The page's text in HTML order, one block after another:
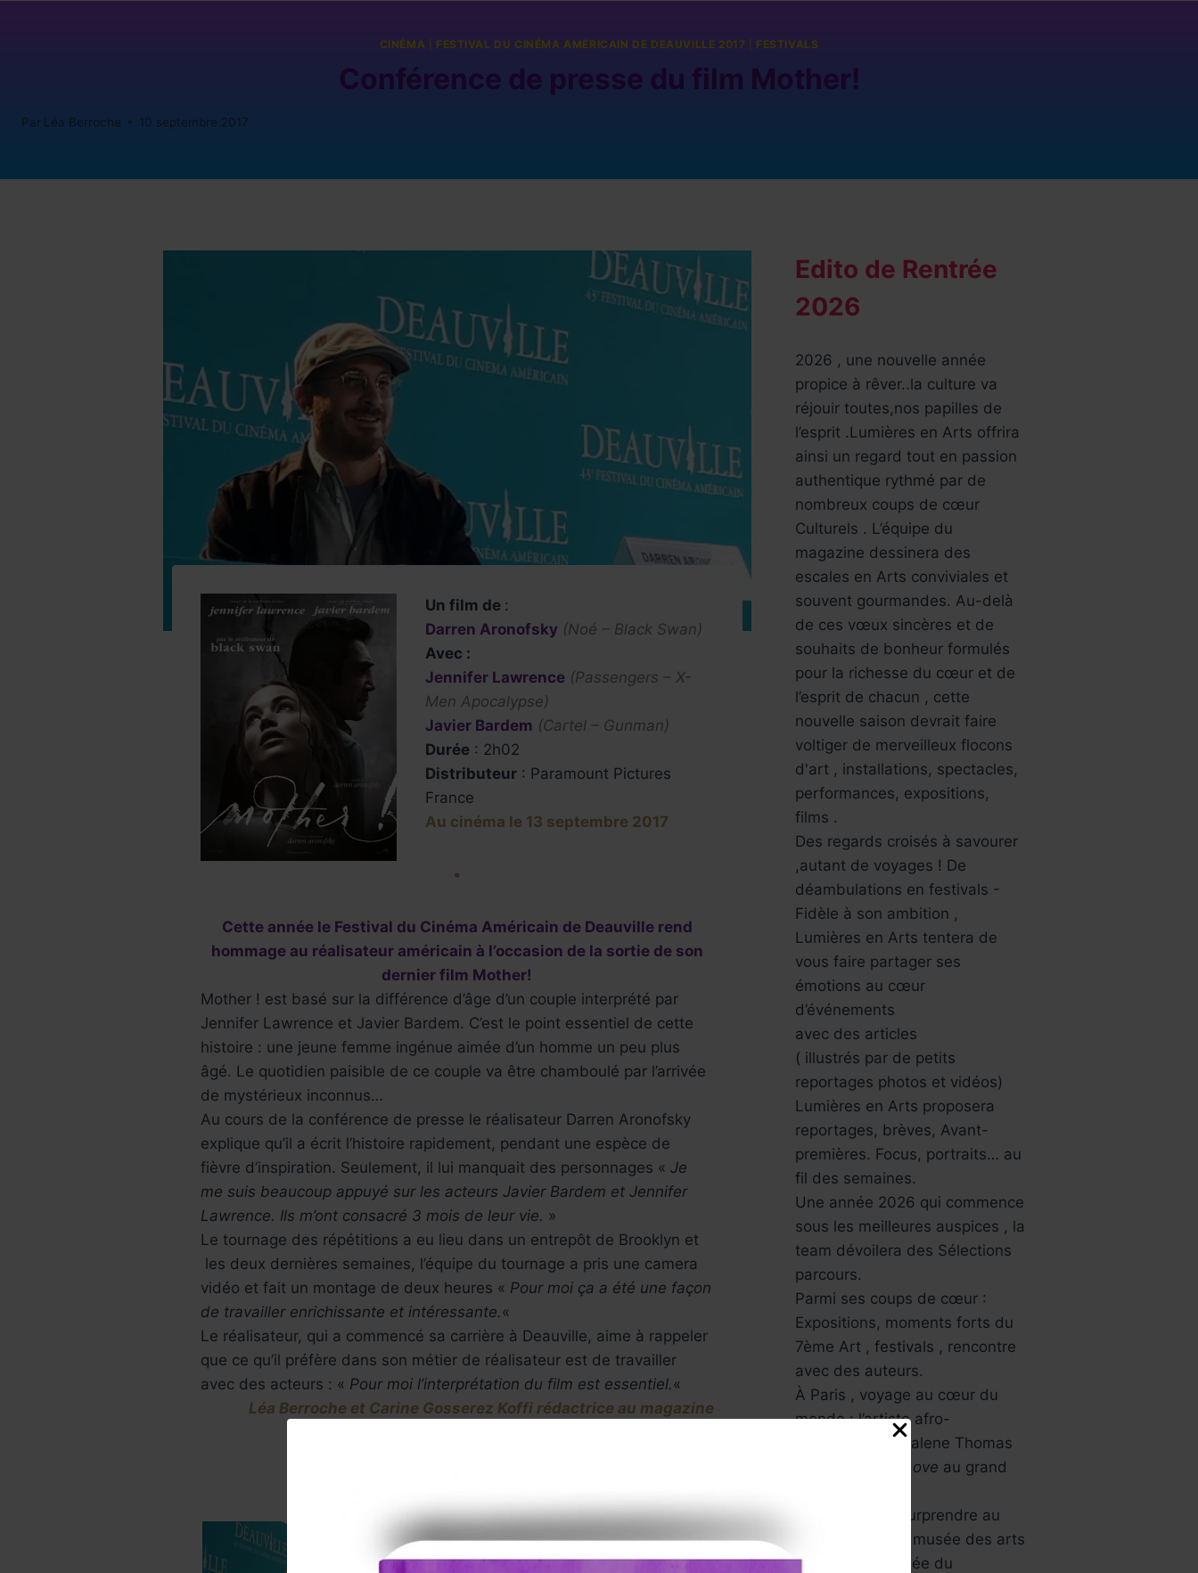
CINÉMA FESTIVAL DU CINÉMA AMÉRICAIN DE DEAUVILLE 2017 FESTIVALS
Conférence de presse du film Mother!
Par Léa Berroche 10 septembre 2017
Un film de :
Darren Aronofsky (Noé – Black Swan)
Avec :
Jennifer Lawrence (Passengers – X-
Men Apocalypse)
Javier Bardem (Cartel – Gunman)
Durée : 2h02
Distributeur : Paramount Pictures
France
Au cinéma le 13 septembre 2017
•
Cette année le Festival du Cinéma Américain de Deauville rend
hommage au réalisateur américain à l’occasion de la sortie de son
dernier film Mother!
Mother ! est basé sur la différence d’âge d’un couple interprété par
Jennifer Lawrence et Javier Bardem. C’est le point essentiel de cette
histoire : une jeune femme ingénue aimée d’un homme un peu plus
âgé. Le quotidien paisible de ce couple va être chamboulé par l’arrivée
de mystérieux inconnus…
Au cours de la conférence de presse le réalisateur Darren Aronofsky
explique qu’il a écrit l’histoire rapidement, pendant une espèce de
fièvre d’inspiration. Seulement, il lui manquait des personnages « Je
me suis beaucoup appuyé sur les acteurs Javier Bardem et Jennifer
Lawrence. Ils m’ont consacré 3 mois de leur vie. »
Le tournage des répétitions a eu lieu dans un entrepôt de Brooklyn et
les deux dernières semaines, l’équipe du tournage a pris une camera
vidéo et fait un montage de deux heures « Pour moi ça a été une façon
de travailler enrichissante et intéressante.«
Le réalisateur, qui a commencé sa carrière à Deauville, aime à rappeler
que ce qu’il préfère dans son métier de réalisateur est de travailler
avec des acteurs : « Pour moi l’interprétation du film est essentiel.«
Léa Berroche et Carine Gosserez Koffi rédactrice au magazine
Edito de Rentrée
2026
2026 , une nouvelle année
propice à rêver..la culture va
réjouir toutes,nos papilles de
l’esprit .Lumières en Arts offrira
ainsi un regard tout en passion
authentique rythmé par de
nombreux coups de cœur
Culturels . L’équipe du
magazine dessinera des
escales en Arts conviviales et
souvent gourmandes. Au-delà
de ces vœux sincères et de
souhaits de bonheur formulés
pour la richesse du cœur et de
l’esprit de chacun , cette
nouvelle saison devrait faire
voltiger de merveilleux flocons
d'art , installations, spectacles,
performances, expositions,
films .
Des regards croisés à savourer
,autant de voyages ! De
déambulations en festivals -
Fidèle à son ambition ,
Lumières en Arts tentera de
vous faire partager ses
émotions au cœur
d’événements
avec des articles
( illustrés par de petits
reportages photos et vidéos)
Lumières en Arts proposera
reportages, brèves, Avant-
premières. Focus, portraits… au
fil des semaines.
Une année 2026 qui commence
sous les meilleures auspices , la
team dévoilera des Sélections
parcours.
Parmi ses coups de cœur :
Expositions, moments forts du
7ème Art , festivals , rencontre
avec des auteurs.
À Paris , voyage au cœur du
monde : l’artiste afro-
américaine Mickalene Thomas
All About Love au grand
L’Asie va vous surprendre au
musée Guimet , musée des arts
asiatiques , Musée du